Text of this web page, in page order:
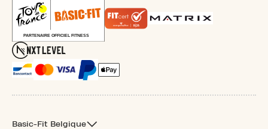
Basic-Fit Belgique